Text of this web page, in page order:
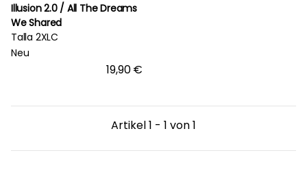
Illusion 2.0 / All The Dreams
We Shared
Talla 2XLC
Neu
19,90 €
Artikel 1 - 1 von 1